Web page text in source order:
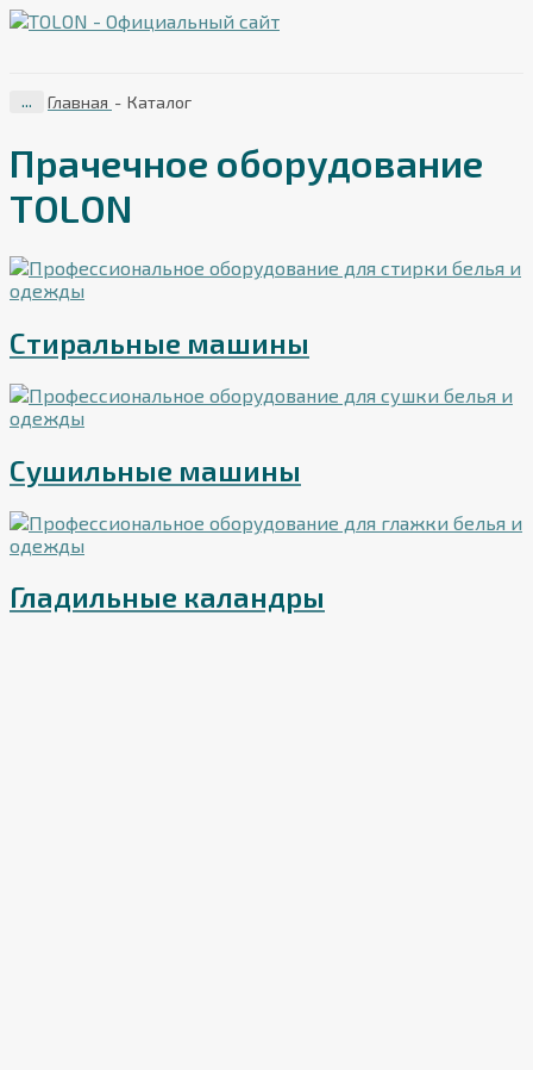
... Главная - Каталог
Прачечное оборудование
TOLON
Стиральные машины
Сушильные машины
Гладильные каландры